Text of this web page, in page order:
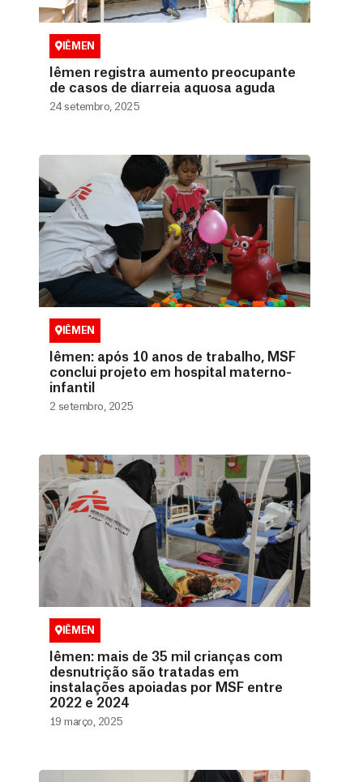
IÊMEN
Iêmen registra aumento preocupante
de casos de diarreia aquosa aguda
24 setembro, 2025
IÊMEN
Iêmen: após 10 anos de trabalho, MSF
conclui projeto em hospital materno-
infantil
2 setembro, 2025
IÊMEN
Iêmen: mais de 35 mil crianças com
desnutrição são tratadas em
instalações apoiadas por MSF entre
2022 e 2024
19 março, 2025